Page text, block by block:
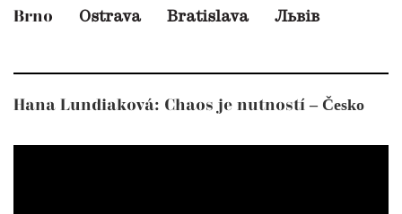
Brno Ostrava Bratislava Львів
Hana Lundiaková: Chaos je nutností– Česko